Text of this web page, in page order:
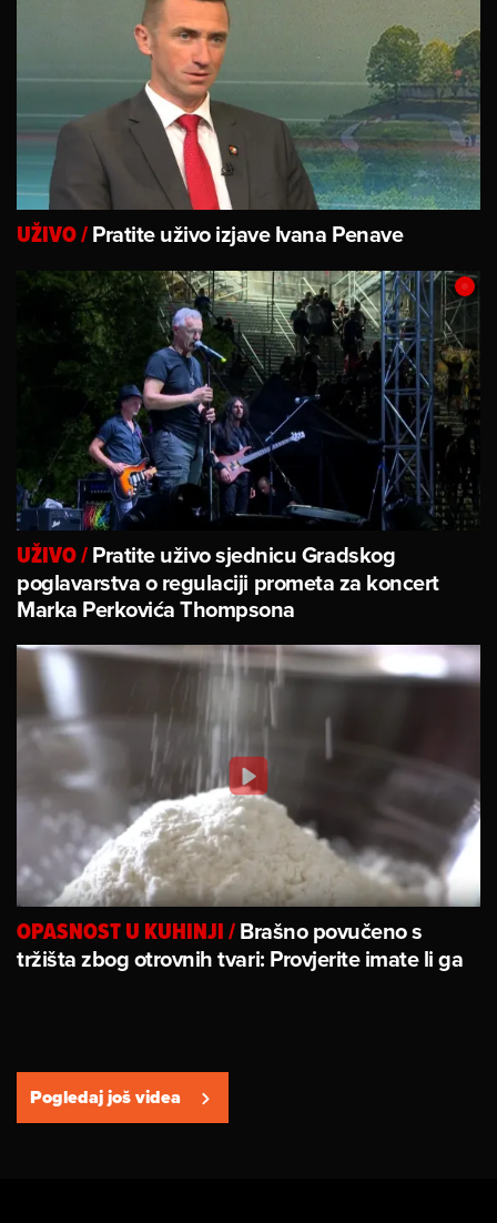
UŽIVO/Pratite uživo izjave Ivana Penave
UŽIVO/Pratite uživo sjednicu Gradskog
poglavarstva o regulaciji prometa za koncert
Marka Perkovića Thompsona
OPASNOST U KUHINJI/Brašno povučeno s
tržišta zbog otrovnih tvari: Provjerite imate li ga
Pogledaj još videa